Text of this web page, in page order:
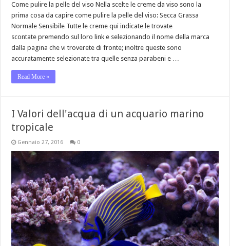
Come pulire la pelle del viso Nella scelte le creme da viso sono la
prima cosa da capire come pulire la pelle del viso: Secca Grassa
Normale Sensibile Tutte le creme qui indicate le trovate
scontate premendo sul loro link e selezionando il nome della marca
dalla pagina che vi troverete di fronte; inoltre queste sono
accuratamente selezionate tra quelle senza parabeni e …
Read More »
I Valori dell'acqua di un acquario marino
tropicale
Gennaio 27, 2016 0